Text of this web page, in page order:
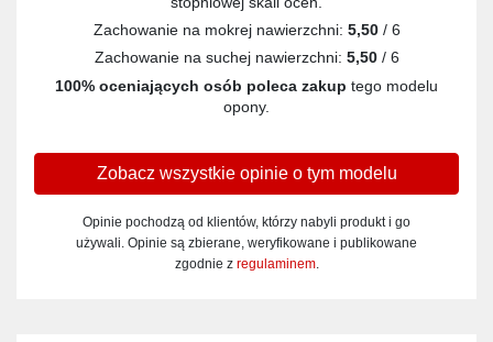
Zachowanie na mokrej nawierzchni: 5,50/ 6
Zachowanie na suchej nawierzchni: 5,50/ 6
100% oceniających osób poleca zakup tego modelu
opony.
Zobacz wszystkie opinie o tym modelu
Opinie pochodzą od klientów, którzy nabyli produkt i go
używali. Opinie są zbierane, weryfikowane i publikowane
zgodnie z regulaminem.